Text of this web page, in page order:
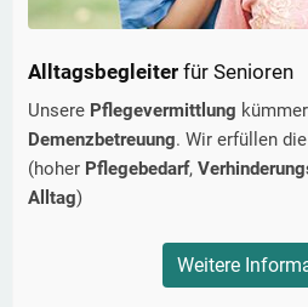
Alltagsbegleiter für Senioren
Unsere Pflegevermittlung
Demenzbetreuung. Wir erfüllen die
(hoher Pflegebedarf,
Alltag)
Weitere